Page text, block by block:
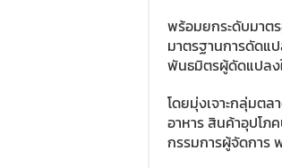
พร้อมยกระดับมาต
มาตรฐานการดัดแ
พันธมิตรผู้ดัดแปลง
โดยมุ่งเจาะกลุ่มต
อาหาร สินค้าอุปโภ
กรรมการผู้จัดการ